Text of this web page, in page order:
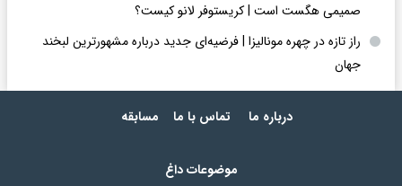
صمیمی هگست است | کریستوفر لانو کیست؟
راز تازه در چهره مونالیزا | فرضیه‌ای جدید درباره مشهورترین لبخند
جهان
درباره ما تماس با ما مسابقه
موضوعات داغ